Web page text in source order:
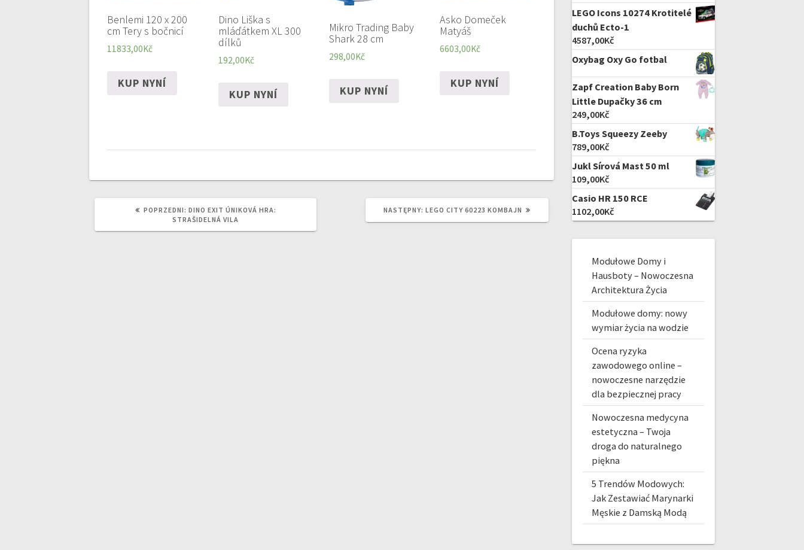
Benlemi 120 x 200
cm Tery s bočnicí
11833,00Kč
KUP NYNÍ
Dino Liška s
mláďátkem XL 300
dílků
192,00Kč
KUP NYNÍ
Mikro Trading Baby
Shark 28 cm
298,00Kč
KUP NYNÍ
Asko Domeček
Matyáš
6603,00Kč
KUP NYNÍ
POPRZEDNI: POPRZEDNI
WPIS:
DINO EXIT ÚNIKOVÁ HRA:
STRAŠIDELNÁ VILA
NASTĘPNY: NASTĘPNY
LEGO CITY 60223 KOMBAJN
LEGO Icons 10274 Krotitelé
duchů Ecto-1
4587,00Kč
Oxybag Oxy Go fotbal
Zapf Creation Baby Born
Little Dupačky 36 cm
249,00Kč
B.Toys Squeezy Zeeby
789,00Kč
Jukl Sírová Mast 50 ml
109,00Kč
Casio HR 150 RCE
1102,00Kč
Modułowe Domy i
Hausboty – Nowoczesna
Architektura Życia
Modułowe domy: nowy
wymiar życia na wodzie
Ocena ryzyka
zawodowego online –
nowoczesne narzędzie
dla bezpiecznej pracy
Nowoczesna medycyna
estetyczna – Twoja
droga do naturalnego
piękna
5 Trendów Modowych:
Jak Zestawiać Marynarki
Męskie z Damską Modą